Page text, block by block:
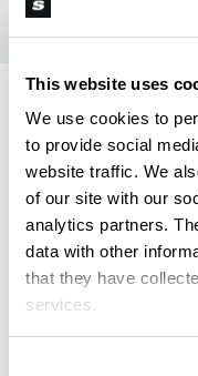
This website uses
We use cookies to
to provide social
website traffic. We
of our site with our
analytics partners.
data with other
that they have
services.
Lifestyle